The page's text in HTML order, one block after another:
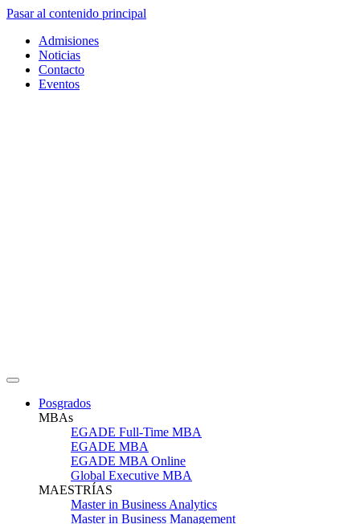
Pasar al contenido principal
Admisiones
Noticias
Contacto
Eventos
Posgrados
MBAs
EGADE Full-Time MBA
EGADE MBA
EGADE MBA Online
Global Executive MBA
MAESTRÍAS
Master in Business Analytics
Master in Business Management